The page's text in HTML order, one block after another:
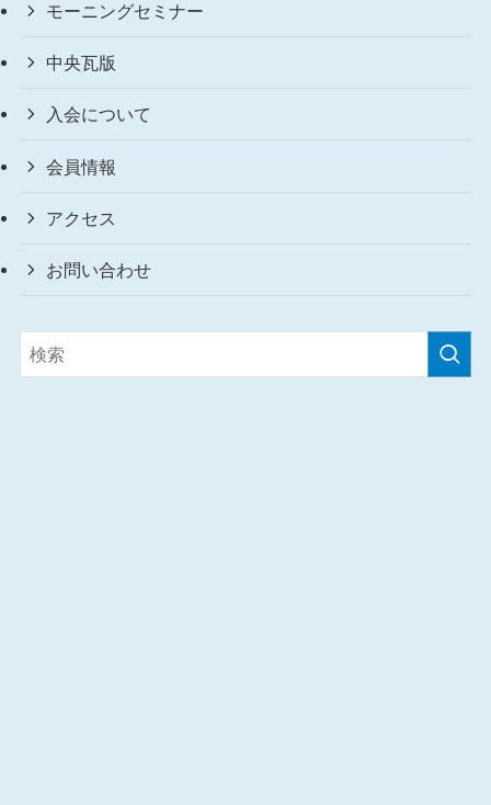
モーニングセミナー
中央瓦版
入会について
会員情報
アクセス
お問い合わせ